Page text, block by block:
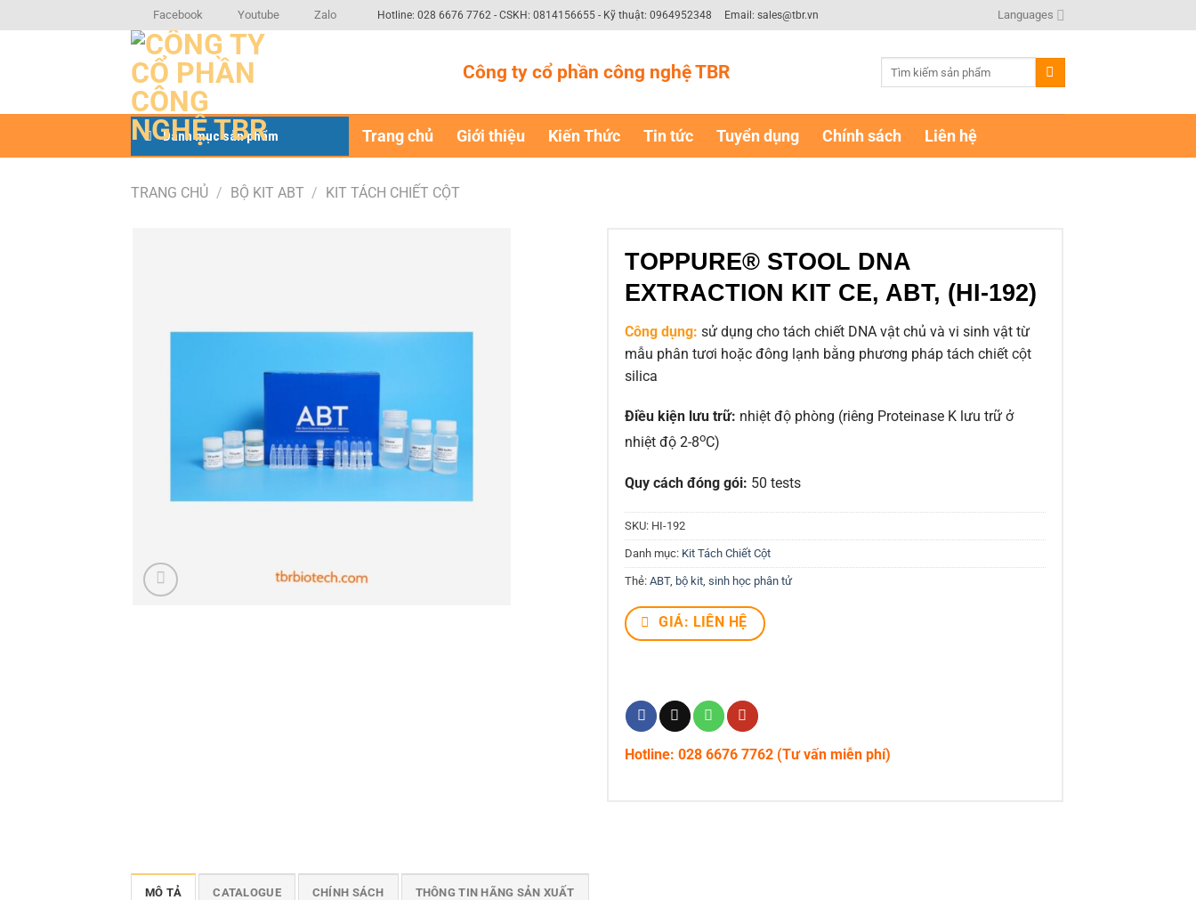
qua
Facebook Youtube Zalo Hotline: 028 6676 7762 - CSKH: 0814156655 - Kỹ thuật: 0964952348 Email: sales@tbr.vn Languages
Công ty cổ phần công nghệ TBR
Danh mục sản phẩm Trang chủ Giới thiệu Kiến Thức Tin tức Tuyển dụng Chính sách Liên hệ
TRANG CHỦ / BỘ KIT ABT / KIT TÁCH CHIẾT CỘT
TOPPURE® STOOL DNA
EXTRACTION KIT CE, ABT, (HI-192)
Công dụng: sử dụng cho tách chiết DNA vật chủ và vi sinh vật từ
mẫu phân tươi hoặc đông lạnh bằng phương pháp tách chiết cột
silica
Điều kiện lưu trữ: nhiệt độ phòng (riêng Proteinase K lưu trữ ở
nhiệt độ 2-8oC)
Quy cách đóng gói: 50 tests
SKU: HI-192
Danh mục: Kit Tách Chiết Cột
Thẻ: ABT, bộ kit, sinh học phân tử
GIÁ: LIÊN HỆ
Hotline: 028 6676 7762 (Tư vấn miễn phí)
MÔ TẢ CATALOGUE CHÍNH SÁCH THÔNG TIN HÃNG SẢN XUẤT